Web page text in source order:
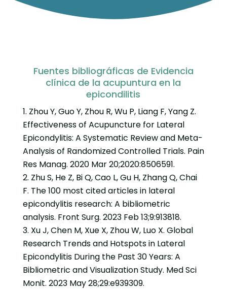
Fuentes bibliográficas de Evidencia
clínica de la acupuntura en la
epicondilitis
Zhou Y, Guo Y, Zhou R, Wu P, Liang F, Yang Z.
Effectiveness of Acupuncture for Lateral
Epicondylitis: A Systematic Review and Meta-
Analysis of Randomized Controlled Trials. Pain
Res Manag. 2020 Mar 20;2020:8506591.
Zhu S, He Z, Bi Q, Cao L, Gu H, Zhang Q, Chai
F. The 100 most cited articles in lateral
epicondylitis research: A bibliometric
analysis. Front Surg. 2023 Feb 13;9:913818.
Xu J, Chen M, Xue X, Zhou W, Luo X. Global
Research Trends and Hotspots in Lateral
Epicondylitis During the Past 30 Years: A
Bibliometric and Visualization Study. Med Sci
Monit. 2023 May 28;29:e939309.